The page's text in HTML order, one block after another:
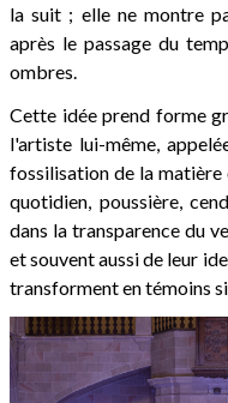
la suit ; elle ne montre
après le passage du
ombres.
Cette idée prend forme
l'artiste lui-même,
fossilisation de la
quotidien, poussière,
dans la transparence du
et souvent aussi de leur
transforment en témoins